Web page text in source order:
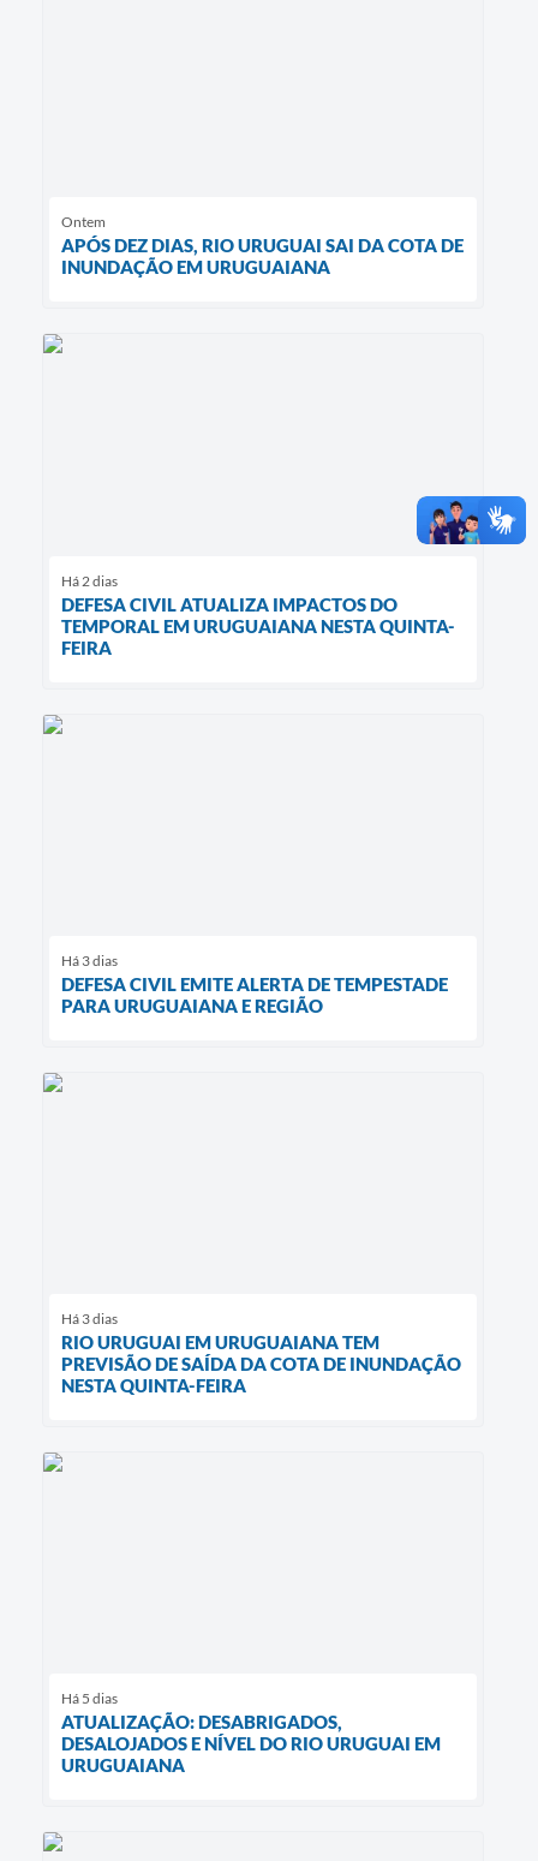
Ontem
APÓS DEZ DIAS, RIO URUGUAI SAI DA COTA DE
INUNDAÇÃO EM URUGUAIANA
Há 2 dias
DEFESA CIVIL ATUALIZA IMPACTOS DO
TEMPORAL EM URUGUAIANA NESTA QUINTA-
FEIRA
Há 3 dias
DEFESA CIVIL EMITE ALERTA DE TEMPESTADE
PARA URUGUAIANA E REGIÃO
Há 3 dias
RIO URUGUAI EM URUGUAIANA TEM
PREVISÃO DE SAÍDA DA COTA DE INUNDAÇÃO
NESTA QUINTA-FEIRA
Há 5 dias
ATUALIZAÇÃO: DESABRIGADOS,
DESALOJADOS E NÍVEL DO RIO URUGUAI EM
URUGUAIANA